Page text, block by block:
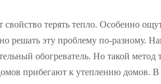
терять тепло. Особенно
решать эту проблему по-разному.
обогреватель. Но такой
прибегают к утеплению домов. В